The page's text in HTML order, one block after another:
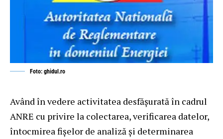
Foto: ghidul.ro
Având în vedere activitatea desfăşurată în cadrul
ANRE cu privire la colectarea, verificarea datelor,
întocmirea fișelor de analiză și determinarea